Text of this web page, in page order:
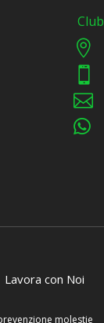




Lavora con Noi
molestie